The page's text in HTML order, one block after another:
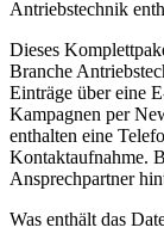
Antriebstechnik
Dieses
Branche
Einträge über eine
Kampagnen per
enthalten eine
Kontaktaufnahme.
Ansprechpartner
Was enthält das